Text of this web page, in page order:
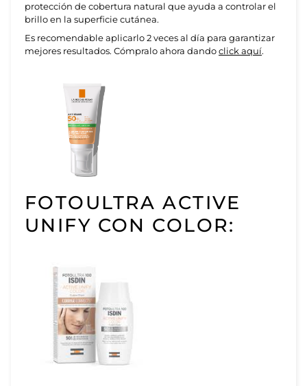
protección de cobertura natural que ayuda a controlar el
brillo en la superficie cutánea.
Es recomendable aplicarlo 2 veces al día para garantizar
mejores resultados. Cómpralo ahora dandoclick aquí.
FOTOULTRA ACTIVE
UNIFY CON COLOR: